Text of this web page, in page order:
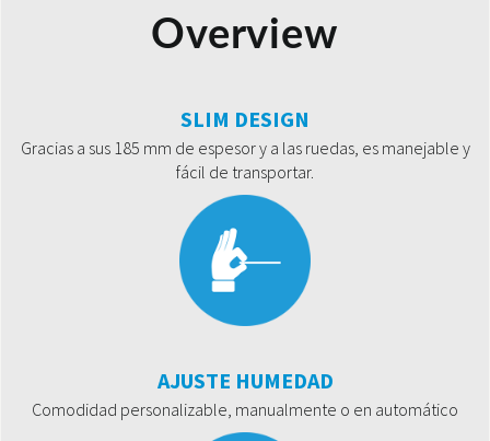
Overview
SLIM DESIGN
Gracias a sus 185 mm de espesor y a las ruedas, es manejable y
fácil de transportar.
AJUSTE HUMEDAD
Comodidad personalizable, manualmente o en automático